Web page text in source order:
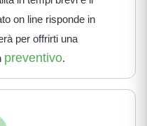
on line risponde in
per offrirti una
preventivo.